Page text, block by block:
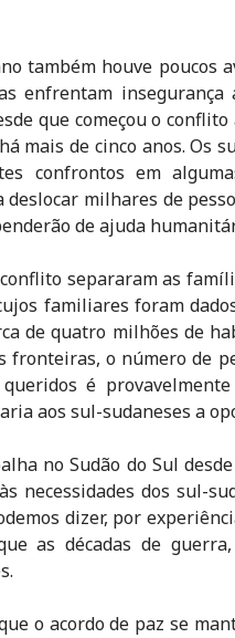
também houve poucos
enfrentam
que começou o
mais de cinco anos. Os
confrontos em
deslocar milhares de
de ajuda
separaram as
familiares foram
de quatro milhões de
fronteiras, o número de
é
aos sul-sudaneses a
no Sudão do Sul
necessidades dos sul-
dizer, por
as décadas de
o acordo de paz se